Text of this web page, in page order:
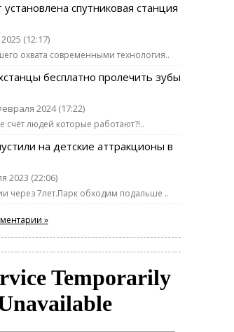
спутниковая станция
(12:17)
охвата современными технология..
бесплатно пролечить зубы
2024 (17:22)
счёт людей которые работают?!..
на детские аттракционы в
2023 (22:06)
через 7лет.Парк обходим подальше ..
»